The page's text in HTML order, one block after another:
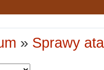
» Sprawy